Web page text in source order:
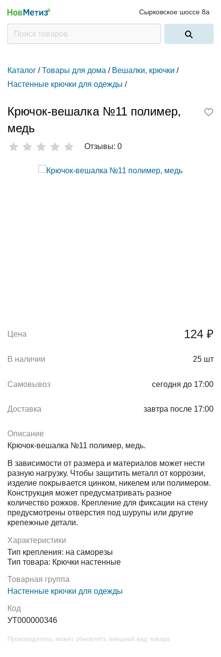
Сырковское шоссе 8а
Каталог / Товары для дома / Вешалки, крючки /
Настенные крючки для одежды /
Крючок-вешалка №11 полимер,
медь
Отзывы: 0
Цена 124 ₽
В наличии 25 шт
Самовывоз сегодня до 17:00
Доставка завтра после 17:00
Описание
Крючок-вешалка №11 полимер, медь.
В зависимости от размера и материалов может нести
разную нагрузку. Чтобы защитить металл от коррозии,
изделие покрывается цинком, никелем или полимером.
Конструкция может предусматривать разное
количество рожков. Крепление для фиксации на стену
предусмотрены отверстия под шурупы или другие
крепежные детали.
Характеристики
Тип крепления: на саморезы
Тип товара: Крючки настенные
Товарная группа
Настенные крючки для одежды
Код
УТ000000346
Производитель может обновлять внешний вид товара